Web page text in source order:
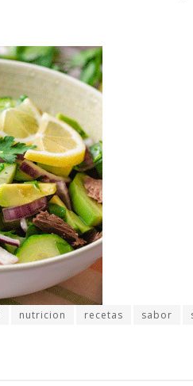
nutricion recetas sabor